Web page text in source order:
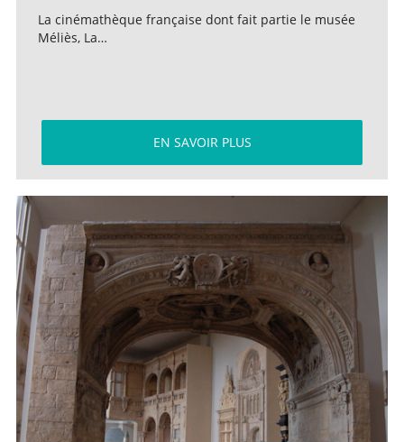
La cinémathèque française dont fait partie le musée
Méliès, La…
EN SAVOIR PLUS